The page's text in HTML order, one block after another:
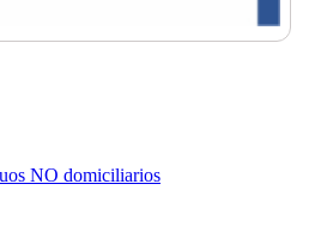
NO domiciliarios